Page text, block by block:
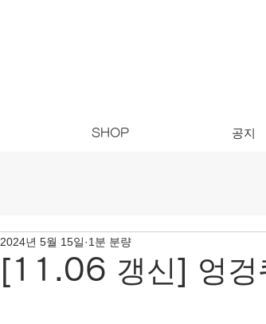
SHOP 공지
[11.06 갱신] 엉겅
2024년 5월 15일 1분 분량